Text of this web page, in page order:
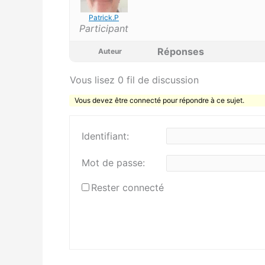
Patrick.P
Participant
Auteur Réponses
Vous lisez 0 fil de discussion
Vous devez être connecté pour répondre à ce sujet.
Identifiant:
Mot de passe:
Rester connecté